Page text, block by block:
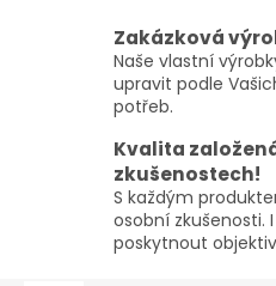
Zakázková
Naše vlastní
upravit podle
potřeb.
Kvalita
zkušenostech!
S každým
osobní
poskytnout